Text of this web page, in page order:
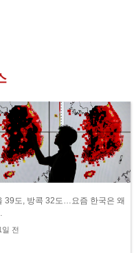
39도, 방콕 32도…요즘 한국은 왜
일 전